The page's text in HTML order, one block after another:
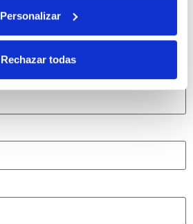
Personalizar
Rechazar todas